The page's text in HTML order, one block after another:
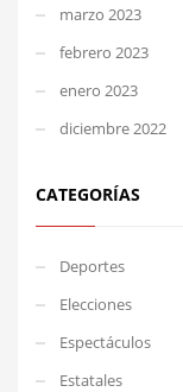
marzo 2023
febrero 2023
enero 2023
diciembre 2022
CATEGORÍAS
Deportes
Elecciones
Espectáculos
Estatales